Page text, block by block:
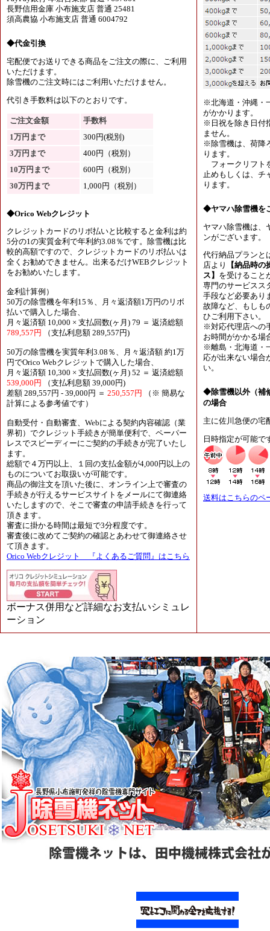
長野信用金庫 小布施支店 普通 25481
須高農協 小布施支店 普通 6004792
◆代金引換
宅配便でお送りできる商品をご注文の際に、ご利用
いただけます。
除雪機のご注文時にはご利用いただけません。
代引き手数料は以下のとおりです。
ご注文金額
手数料
1万円まで
300円(税別)
3万円まで
400円（税別）
10万円まで
600円（税別）
30万円まで
1,000円（税別）
◆Orico Webクレジット
クレジットカードのリボ払いと比較すると金利は約
5分の1の実質金利で年利約3.08％です。除雪機は比
較的高額ですので、クレジットカードのリボ払いは
全くお勧めできません。出来るだけWEBクレジット
をお勧めいたします。
金利計算例）
50万の除雪機を年利15％、月々返済額1万円のリボ
払いで購入した場合、
月々返済額 10,000 × 支払回数(ヶ月) 79 ＝ 返済総額
789,557円
（支払利息額 289,557円)
50万の除雪機を実質年利3.08％、月々返済額 約1万
円でOrico Webクレジットで購入した場合、
月々返済額 10,300 × 支払回数(ヶ月) 52 ＝ 返済総額
539,000円
（支払利息額 39,000円)
差額 289,557円 - 39,000円 ＝ 250,557円
（※ 簡易な
計算による参考値です）
自動受付・自動審査、Webによる契約内容確認（業
界初）でクレジット手続きが簡単便利で、ペーパー
レスでスピーディーにご契約の手続きが完了いたし
ます。
総額で４万円以上、１回の支払金額が4,000円以上の
ものについてお取扱いが可能です。
商品の御注文を頂いた後に、オンライン上で審査の
手続きが行えるサービスサイトをメールにて御連絡
いたしますので、そこで審査の申請手続きを行って
頂きます。
審査に掛かる時間は最短で3分程度です。
審査後に改めてご契約の確認とあわせて御連絡させ
て頂きます。
Orico Webクレジット 『よくあるご質問』はこちら
ボーナス併用など詳細なお支払いシミュレ
ーション
※北海道・沖縄・
がかかります。
※日祝を除き日付
ません。
※除雪機は、荷降
ります。
フォークリフト
止めもしくは、チ
ります。
◆ヤマハ除雪機を
ヤマハ除雪機は、
ンがございます。
代行納品プランと
店より
【納品時
ス】 を受けること
専門のサービスス
手段など必要あり
故障など、もしも
ひご利用下さい。
※対応代理店への
お時間がかかる場
※離島・北海道・
応が出来ない場合
い。
◆除雪機以外（補
の場合
主に佐川急便の宅
日時指定が可能で
送料はこちらのペ